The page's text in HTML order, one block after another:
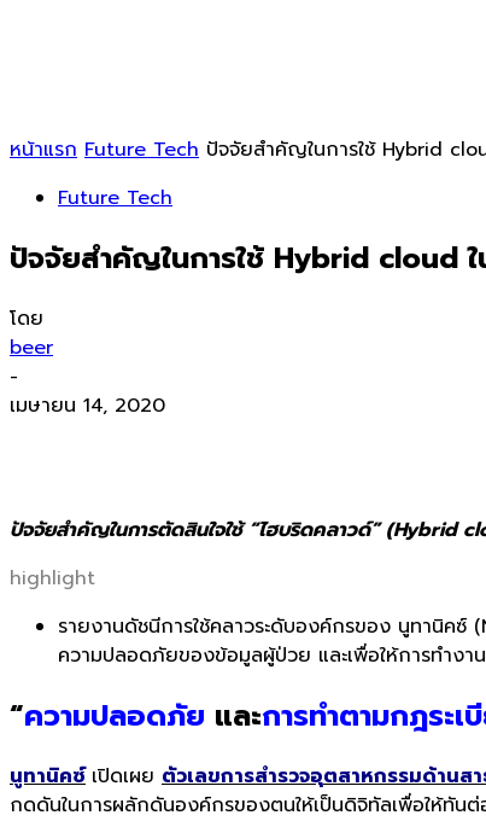
หน้าแรก Future Tech ปัจจัยสำคัญในการใช้ Hybrid
Future Tech
ปัจจัยสำคัญในการใช้ Hybrid cloud
โดย
beer
-
เมษายน 14, 2020
ปัจจัยสำคัญในการตัดสินใจใช้ “ไฮบริดคลาวด์” (Hybrid
highlight
รายงานดัชนีการใช้คลาวระดับองค์กรของ นูทานิคซ์
ความปลอดภัยของข้อมูลผู้ป่วย และเพื่อให้การทำงาน
“ความปลอดภัย และการทำตามกฎระเ
นูทานิคซ์ เปิดเผย ตัวเลขการสำรวจอุตสาหกรรมด้านส
กดดันในการผลักดันองค์กรของตนให้เป็นดิจิทัลเพื่อให้ทัน